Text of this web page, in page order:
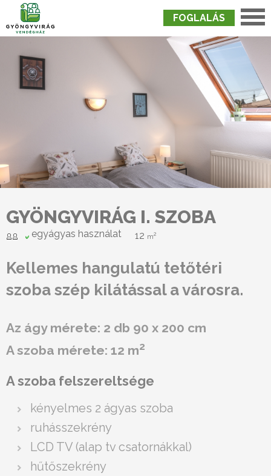
FOGLALÁS
GYÖNGYVIRÁG I. SZOBA
egyágyas használat 12 m2
Kellemes hangulatú tetőtéri
szoba szép kilátással a városra.
Az ágy mérete: 2 db 90 x 200 cm
A szoba mérete: 12 m2
A szoba felszereltsége
kényelmes 2 ágyas szoba
ruhásszekrény
LCD TV (alap tv csatornákkal)
hűtőszekrény